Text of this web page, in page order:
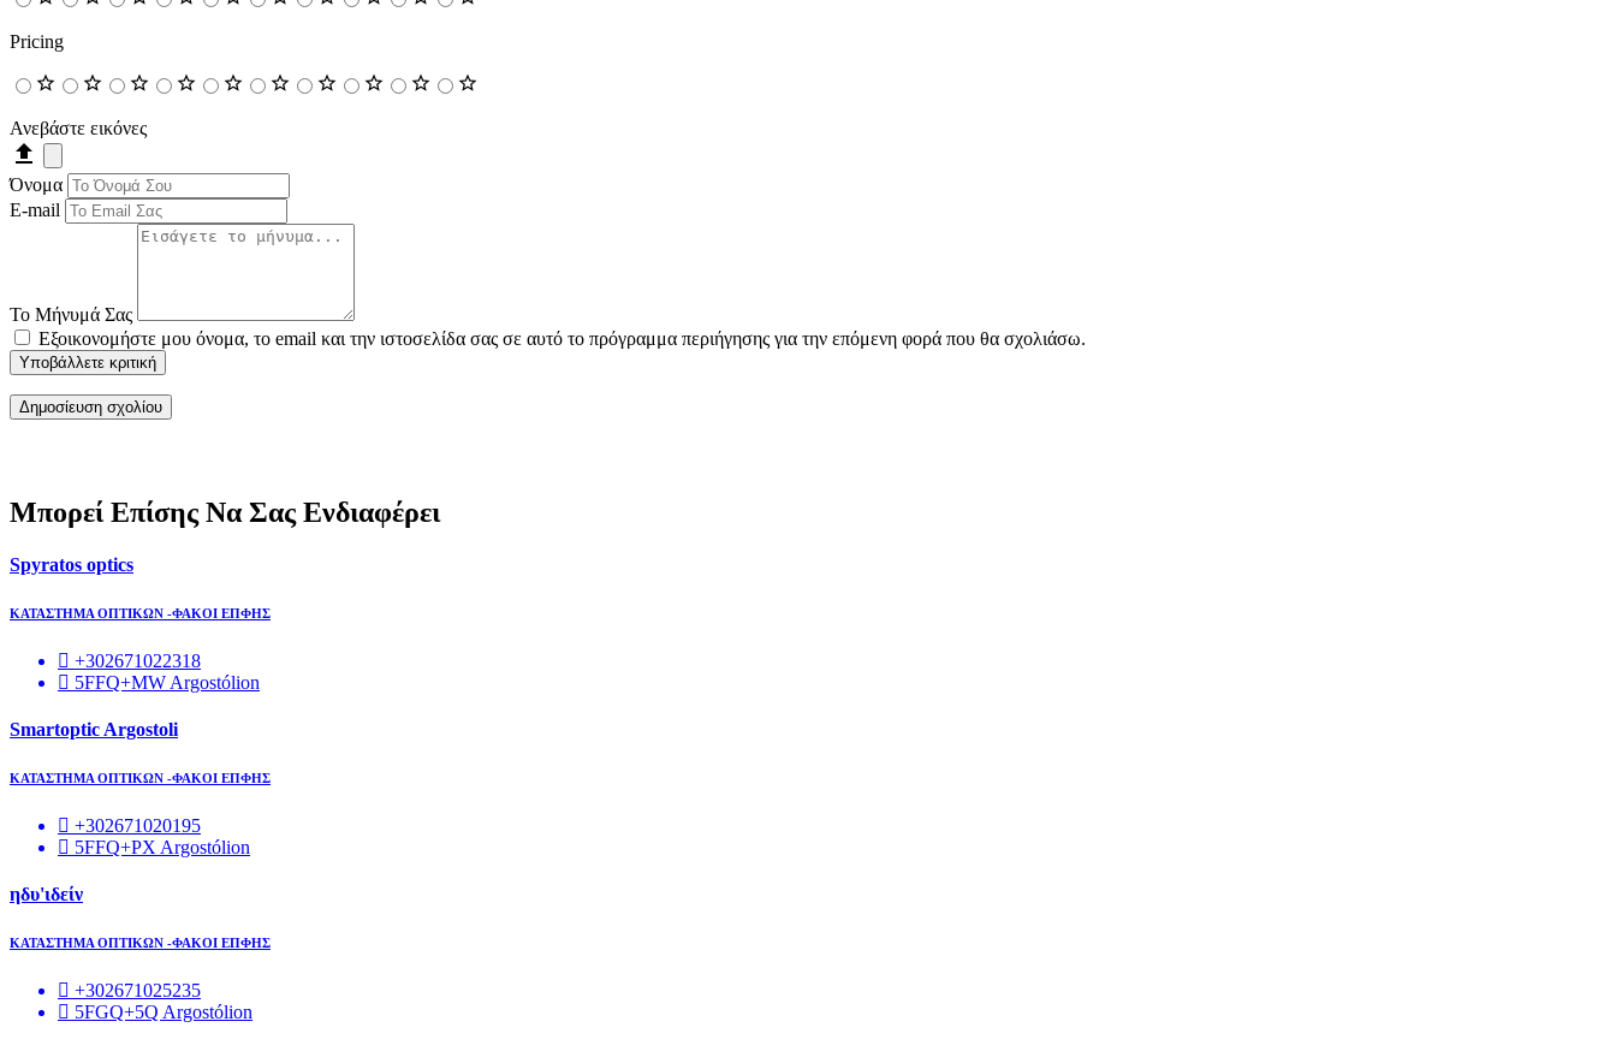
Pricing
Ανεβάστε εικόνες
Όνομα
E-mail
Το Μήνυμά Σας
Εξοικονομήστε μου όνομα, το email και την ιστοσελίδα σας σε αυτό το πρόγραμμα περιήγησης για την επόμενη φορά που θα σχολιάσω.
Υποβάλλετε κριτική
Μπορεί Επίσης Να Σας Ενδιαφέρει
Spyratos optics
ΚΑΤΑΣΤΗΜΑ ΟΠΤΙΚΩΝ -ΦΑΚΟΙ ΕΠΦΗΣ
+302671022318
5FFQ+MW Argostólion
Smartoptic Argostoli
ΚΑΤΑΣΤΗΜΑ ΟΠΤΙΚΩΝ -ΦΑΚΟΙ ΕΠΦΗΣ
+302671020195
5FFQ+PX Argostólion
ηδυ'ιδείν
ΚΑΤΑΣΤΗΜΑ ΟΠΤΙΚΩΝ -ΦΑΚΟΙ ΕΠΦΗΣ
+302671025235
5FGQ+5Q Argostólion